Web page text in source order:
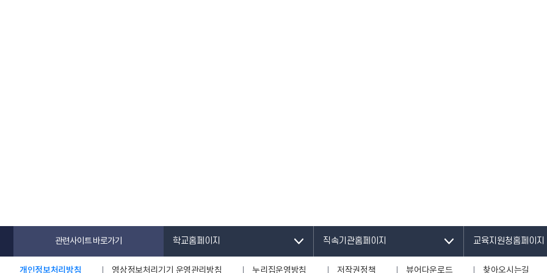
관련사이트 바로가기 학교홈페이지 직속기관홈페이지 교육지원청홈페이지
개인정보처리방침 영상정보처리기기 운영관리방침 누리집운영방침 저작권정책 뷰어다운로드 찾아오시는길